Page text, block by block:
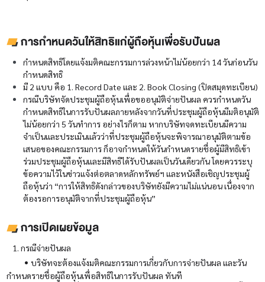
การกำหนดวันให้สิทธิแก่ผู้ถือหุ้นเพื่อรับปันผล
กำหนดสิทธิโดยแจ้งมติคณะกรรมการล่วงหน้าไม่น้อยกว่า 14 วันก่อนวัน
กำหนดสิทธิ
มี 2 แบบ คือ 1. Record Date และ 2. Book Closing (ปิดสมุดทะเบียน)
กรณีบริษัทจัดประชุมผู้ถือหุ้นเพื่อขออนุมัติจ่ายปันผล ควรกำหนดวัน
กำหนดสิทธิในการรับปันผลภายหลังจากวันที่ประชุมผู้ถือหุ้นมีมติอนุมัติ
ไม่น้อยกว่า 5 วันทำการ อย่างไรก็ตาม หากบริษัทจดทะเบียนมีความ
จำเป็นและประเมินแล้วว่าที่ประชุมผู้ถือหุ้นจะพิจารณาอนุมัติตามข้อ
เสนอของคณะกรรมการ ก็อาจกำหนดให้วันกำหนดรายชื่อผู้มีสิทธิเข้า
ร่วมประชุมผู้ถือหุ้นและมีสิทธิได้รับปันผลเป็นวันเดียวกัน โดยควรระบุ
ข้อความไว้ในข่าวแจ้งต่อตลาดหลักทรัพย์ฯ และหนังสือเชิญประชุมผู้
ถือหุ้นว่า “การให้สิทธิดังกล่าวของบริษัทยังมีความไม่แน่นอน เนื่องจาก
ต้องรอการอนุมัติจากที่ประชุมผู้ถือหุ้น”
การเปิดเผยข้อมูล
1. กรณีจ่ายปันผล
• บริษัทจะต้องแจ้งมติคณะกรรมการเกี่ยวกับการจ่ายปันผล และวัน
กำหนดรายชื่อผู้ถือหุ้นเพื่อสิทธิในการรับปันผล ทันที